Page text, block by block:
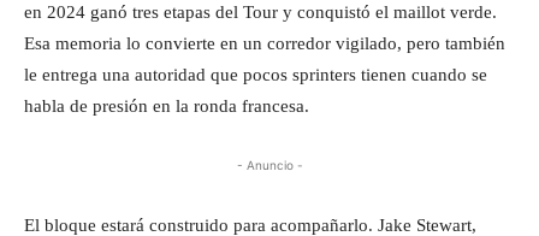
en 2024 ganó tres etapas del Tour y conquistó el maillot verde.
Esa memoria lo convierte en un corredor vigilado, pero también
le entrega una autoridad que pocos sprinters tienen cuando se
habla de presión en la ronda francesa.
- Anuncio -
El bloque estará construido para acompañarlo. Jake Stewart,